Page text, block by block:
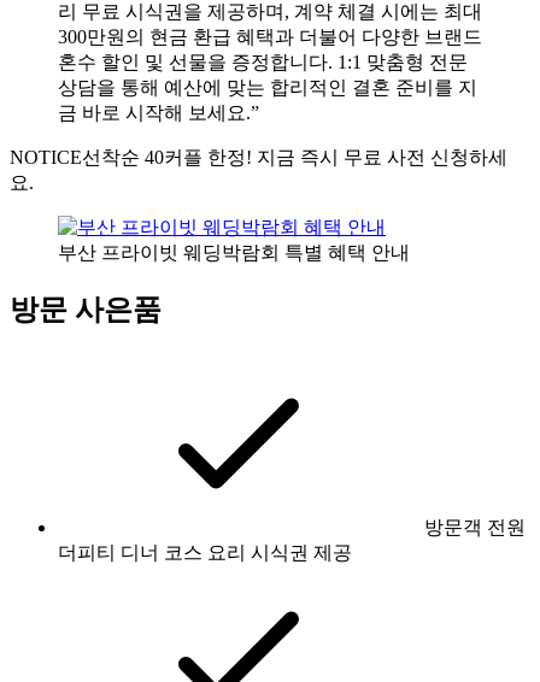
리 무료 시식권을 제공하며, 계약 체결 시에는 최대
300만원의 현금 환급 혜택과 더불어 다양한 브랜드
혼수 할인 및 선물을 증정합니다. 1:1 맞춤형 전문
상담을 통해 예산에 맞는 합리적인 결혼 준비를 지
금 바로 시작해 보세요.”
NOTICE선착순 40커플 한정! 지금 즉시 무료 사전 신청하세
요.
부산 프라이빗 웨딩박람회 특별 혜택 안내
방문 사은품
방문객 전원
더피티 디너 코스 요리 시식권 제공